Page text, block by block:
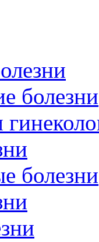
болезни
болезни